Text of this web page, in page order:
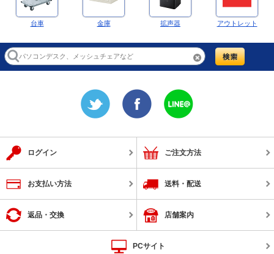
台車 金庫 拡声器 アウトレット
ログイン ご注文方法
お支払い方法 送料・配送
返品・交換 店舗案内
PCサイト